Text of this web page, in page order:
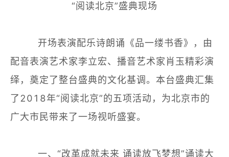
“阅读北京”盛典现场
开场表演配乐诗朗诵《品一缕书香》，由
配音表演艺术家李立宏、播音艺术家肖玉精彩演
绎，奠定了整台盛典的文化基调。本台盛典汇集
了2018年“阅读北京”的五项活动，为北京市的
广大市民带来了一场视听盛宴。
一、“改革成就未来 诵读放飞梦想”诵读大